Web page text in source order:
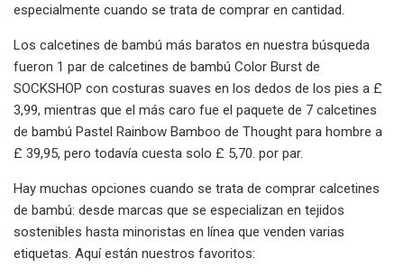
especialmente cuando se trata de comprar en cantidad.
Los calcetines de bambú más baratos en nuestra búsqueda
fueron 1 par de calcetines de bambú Color Burst de
SOCKSHOP con costuras suaves en los dedos de los pies a £
3,99, mientras que el más caro fue el paquete de 7 calcetines
de bambú Pastel Rainbow Bamboo de Thought para hombre a
£ 39,95, pero todavía cuesta solo £ 5,70. por par.
Hay muchas opciones cuando se trata de comprar calcetines
de bambú: desde marcas que se especializan en tejidos
sostenibles hasta minoristas en línea que venden varias
etiquetas. Aquí están nuestros favoritos: